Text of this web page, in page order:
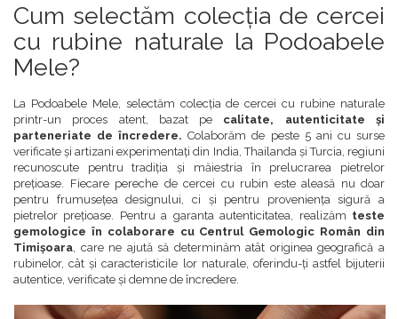
Cum selectăm colecția de cercei
cu rubine naturale la Podoabele
Mele?
La Podoabele Mele, selectăm colecția de cercei cu rubine naturale
printr-un proces atent, bazat pe calitate, autenticitate și
parteneriate de încredere. Colaborăm de peste 5 ani cu surse
verificate și artizani experimentați din India, Thailanda și Turcia, regiuni
recunoscute pentru tradiția și măiestria în prelucrarea pietrelor
prețioase. Fiecare pereche de cercei cu rubin este aleasă nu doar
pentru frumusețea designului, ci și pentru proveniența sigură a
pietrelor prețioase. Pentru a garanta autenticitatea, realizăm teste
gemologice în colaborare cu Centrul Gemologic Român din
Timișoara , care ne ajută să determinăm atât originea geografică a
rubinelor, cât și caracteristicile lor naturale, oferindu-ți astfel bijuterii
autentice, verificate și demne de încredere.